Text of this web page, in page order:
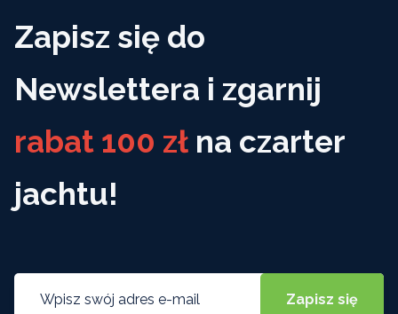
Zapisz się do
Newslettera i zgarnij
rabat 100 zł na czarter
jachtu!